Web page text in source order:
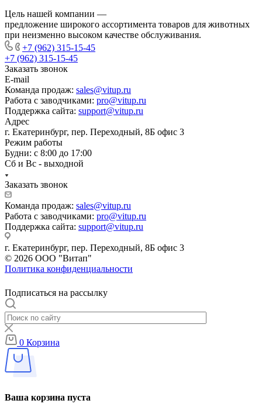
Цель нашей компании —
предложение широкого ассортимента товаров для животных
при неизменно высоком качестве обслуживания.
+7 (962) 315-15-45
+7 (962) 315-15-45
Заказать звонок
E-mail
Команда продаж: sales@vitup.ru
Работа с заводчиками: pro@vitup.ru
Поддержка сайта: support@vitup.ru
Адрес
г. Екатеринбург, пер. Переходный, 8Б офис 3
Режим работы
Будни: с 8:00 до 17:00
Сб и Вс - выходной
Заказать звонок
Команда продаж: sales@vitup.ru
Работа с заводчиками: pro@vitup.ru
Поддержка сайта: support@vitup.ru
г. Екатеринбург, пер. Переходный, 8Б офис 3
© 2026 ООО "Витап"
Политика конфиденциальности
Подписаться на рассылку
0 Корзина
Ваша корзина пуста